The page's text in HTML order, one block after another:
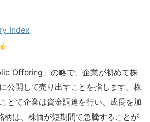
Index
Offering」の略で、企業が初めて株
公開して売り出すことを指します。株
とで企業は資金調達を行い、成長を加
柄は、株価が短期間で急騰することが